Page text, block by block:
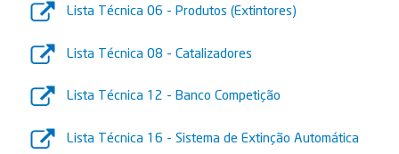
Lista Técnica 06 - Produtos (Extintores)
Lista Técnica 08 - Catalizadores
Lista Técnica 12 - Banco Competição
Lista Técnica 16 - Sistema de Extinção Automática